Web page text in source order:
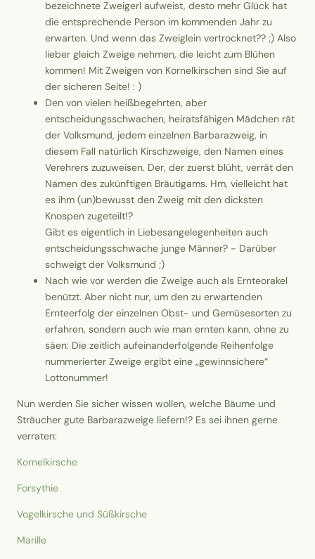
bezeichnete Zweigerl aufweist, desto mehr Glück hat
die entsprechende Person im kommenden Jahr zu
erwarten. Und wenn das Zweiglein vertrocknet?? ;) Also
lieber gleich Zweige nehmen, die leicht zum Blühen
kommen! Mit Zweigen von Kornelkirschen sind Sie auf
der sicheren Seite! : )
Den von vielen heißbegehrten, aber
entscheidungsschwachen, heiratsfähigen Mädchen rät
der Volksmund, jedem einzelnen Barbarazweig, in
diesem Fall natürlich Kirschzweige, den Namen eines
Verehrers zuzuweisen. Der, der zuerst blüht, verrät den
Namen des zukünftigen Bräutigams. Hm, vielleicht hat
es ihm (un)bewusst den Zweig mit den dicksten
Knospen zugeteilt!?
Gibt es eigentlich in Liebesangelegenheiten auch
entscheidungsschwache junge Männer? - Darüber
schweigt der Volksmund ;)
Nach wie vor werden die Zweige auch als Ernteorakel
benützt. Aber nicht nur, um den zu erwartenden
Ernteerfolg der einzelnen Obst- und Gemüsesorten zu
erfahren, sondern auch wie man ernten kann, ohne zu
säen: Die zeitlich aufeinanderfolgende Reihenfolge
nummerierter Zweige ergibt eine „gewinnsichere“
Lottonummer!
Nun werden Sie sicher wissen wollen, welche Bäume und
Sträucher gute Barbarazweige liefern!? Es sei ihnen gerne
verraten:
Kornelkirsche
Forsythie
Vogelkirsche und Süßkirsche
Marille